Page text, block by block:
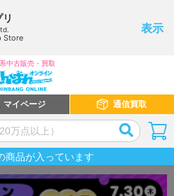
Store
表示
中古販売・買取
マイページ 通信買取
商品が入っています